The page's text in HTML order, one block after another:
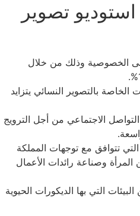
تصوير
الخصوصية وذلك من خلال
بالتصوير النسائي يتزايد
الاجتماعي من أجل الترويج
تتوافق مع توجهات المملكة
المرأة وصناعة رائدات الأعمال
التي بها الديكورات الحيوية